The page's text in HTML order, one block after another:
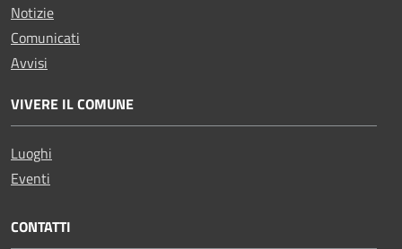
Notizie
Comunicati
Avvisi
VIVERE IL COMUNE
Luoghi
Eventi
CONTATTI